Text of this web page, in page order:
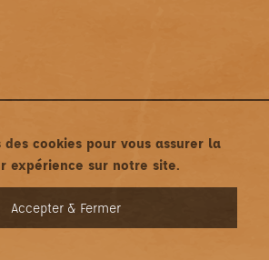
légales•Politique de confidentialité
des cookies pour vous assurer la
expérience sur notre site.
Accepter & Fermer